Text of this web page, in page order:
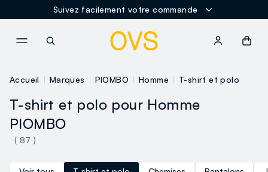
Suivez facilement votre commande
Accueil Marques PIOMBO Homme T-shirt et polo
T-shirt et polo pour Homme
PIOMBO
( 87 )